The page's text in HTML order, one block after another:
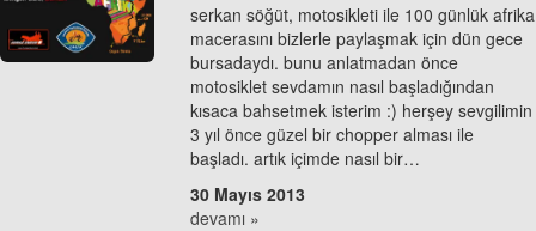
serkan söğüt, motosikleti ile 100 günlük afrika
macerasını bizlerle paylaşmak için dün gece
bursadaydı. bunu anlatmadan önce
motosiklet sevdamın nasıl başladığından
kısaca bahsetmek isterim :) herşey sevgilimin
3 yıl önce güzel bir chopper alması ile
başladı. artık içimde nasıl bir…
30 Mayıs 2013
devamı »